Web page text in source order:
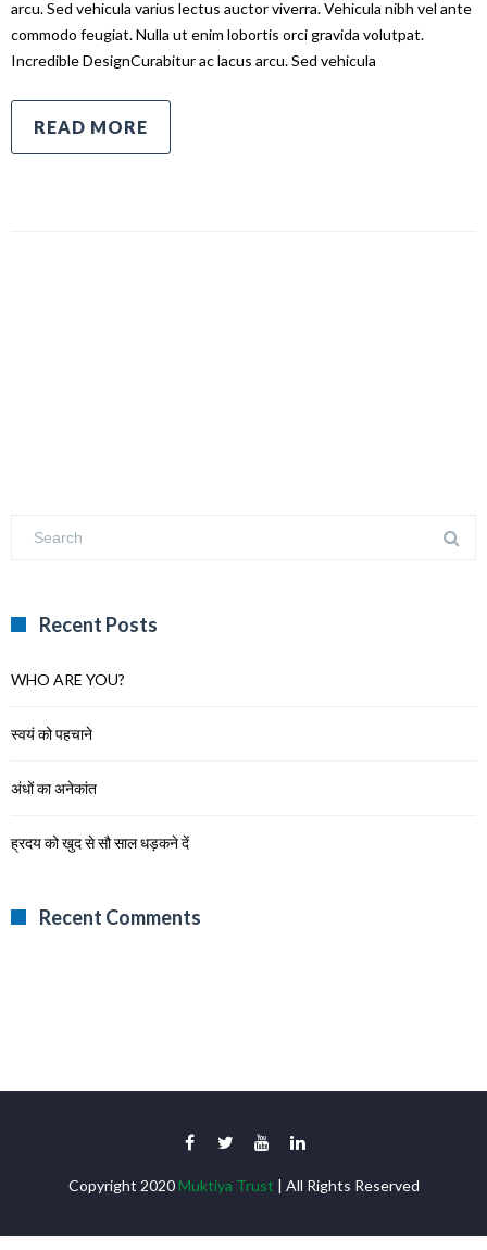
arcu. Sed vehicula varius lectus auctor viverra. Vehicula nibh vel ante
commodo feugiat. Nulla ut enim lobortis orci gravida volutpat.
Incredible DesignCurabitur ac lacus arcu. Sed vehicula
READ MORE
Recent Posts
WHO ARE YOU?
स्वयं को पहचाने
अंधों का अनेकांत
ह्रदय को खुद से सौ साल धड़कने दें
Recent Comments
Copyright 2020Muktiya Trust | All Rights Reserved